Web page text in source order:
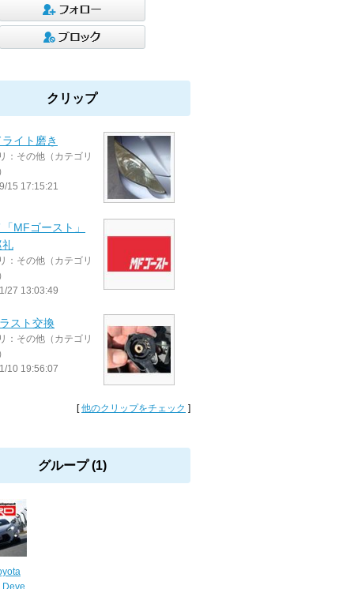
クリップ
イト磨き
：その他（カテゴリ
15 17:15:21
MFゴースト」
礼
：その他（カテゴリ
27 13:03:49
スト交換
：その他（カテゴリ
10 19:56:07
[他のクリップをチェック ]
グループ (1)
Deve